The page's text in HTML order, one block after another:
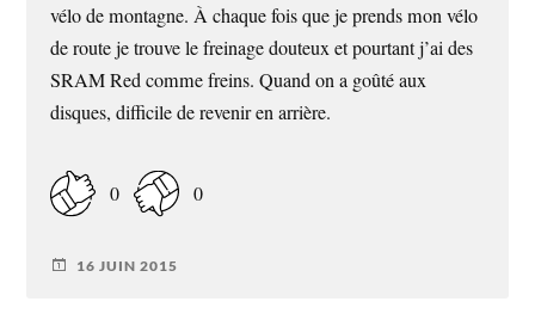
vélo de montagne. À chaque fois que je prends mon vélo
de route je trouve le freinage douteux et pourtant j’ai des
SRAM Red comme freins. Quand on a goûté aux
disques, difficile de revenir en arrière.
0 0
16 JUIN 2015